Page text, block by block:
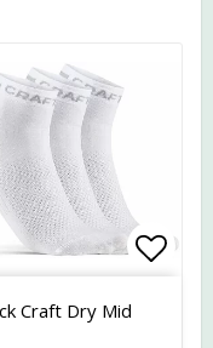
favoritlistan
Craft Dry Mid